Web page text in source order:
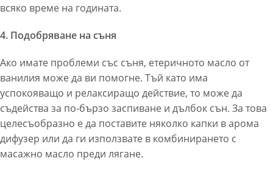
всяко време на годината.
4. Подобряване на съня
Ако имате проблеми със съня, етеричното масло от
ванилия може да ви помогне. Тъй като има
успокояващо и релаксиращо действие, то може да
съдейства за по-бързо заспиване и дълбок сън. За това
целесъобразно е да поставите няколко капки в арома
дифузер или да ги използвате в комбинирането с
масажно масло преди лягане.